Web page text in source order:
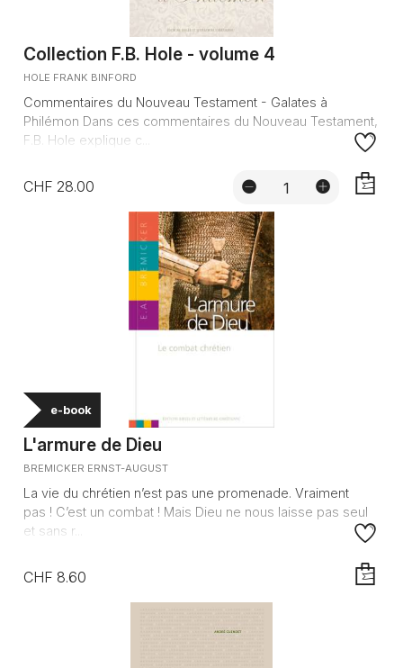
Collection F.B. Hole - volume 4
HOLE FRANK BINFORD
Commentaires du Nouveau Testament - Galates à
Philémon Dans ces commentaires du Nouveau Testament,
F.B. Hole explique c...
CHF 28.00
e-book
L'armure de Dieu
BREMICKER ERNST-AUGUST
La vie du chrétien n’est pas une promenade. Vraiment
pas ! C’est un combat ! Mais Dieu ne nous laisse pas seul
et sans r...
CHF 8.60